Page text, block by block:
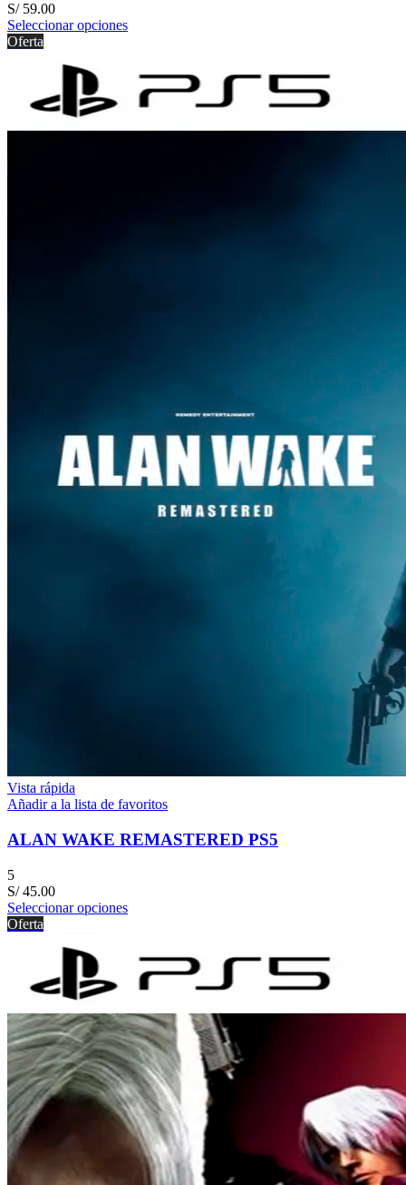
S/59.00
Seleccionar opciones
Oferta
Vista rápida
Añadir a la lista de favoritos
ALAN WAKE REMASTERED PS5
5
S/45.00
Seleccionar opciones
Oferta